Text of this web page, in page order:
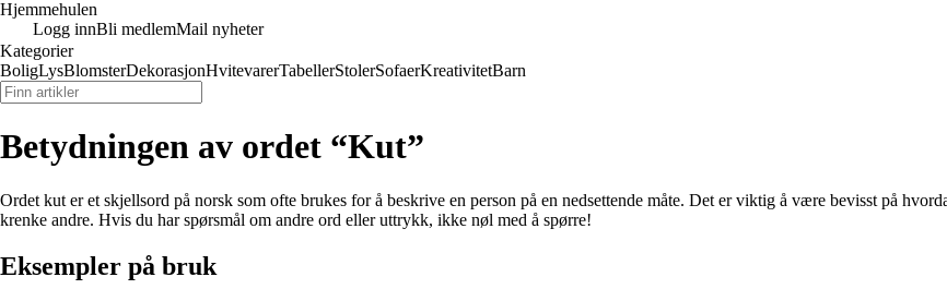
Hjemmehulen
Logg innBli medlemMail nyheter
Kategorier
BoligLysBlomsterDekorasjonHvitevarerTabellerStolerSofaerKreativitetBarn
Betydningen av ordet “Kut”
Ordet kut er et skjellsord på norsk som ofte brukes for å beskrive en person på en nedsettende måte. Det er viktig å være bevisst på
krenke andre. Hvis du har spørsmål om andre ord eller uttrykk, ikke nøl med å spørre!
Eksempler på bruk